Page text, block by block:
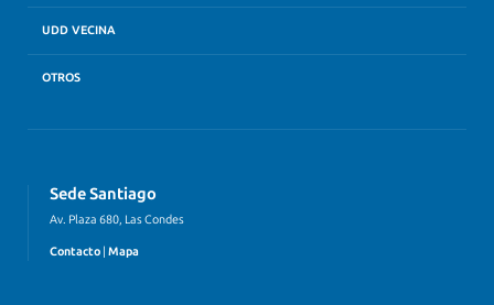
UDD VECINA
OTROS
Sede Santiago
Av. Plaza 680, Las Condes
Contacto | Mapa